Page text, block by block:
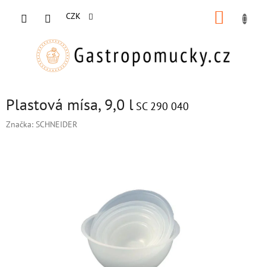
CZK
Plastová mísa, 9,0 l SC 290 040
Značka: SCHNEIDER